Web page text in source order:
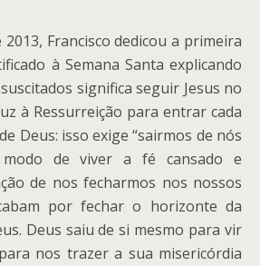
2013, Francisco dedicou a primeira
à Semana Santa explicando
significa seguir Jesus no
à Ressurreição para entrar cada
Deus: isso exige “sairmos de nós
de viver a fé cansado e
de nos fecharmos nos nossos
por fechar o horizonte da
Deus saiu de si mesmo para vir
nos trazer a sua misericórdia